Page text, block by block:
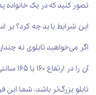
این شرایط باید چه کرد؟ بر
اگر می‌خواهید تابلوی نه
آن را
تابلو بزرگ‌تر باشد، شما این